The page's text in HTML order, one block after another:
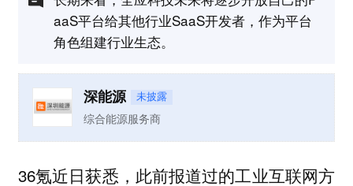
aaS平台给其他行业SaaS开发者，作为平台
角色组建行业生态。
深能源 未披露
综合能源服务商
36氪近日获悉，此前报道过的工业互联网方